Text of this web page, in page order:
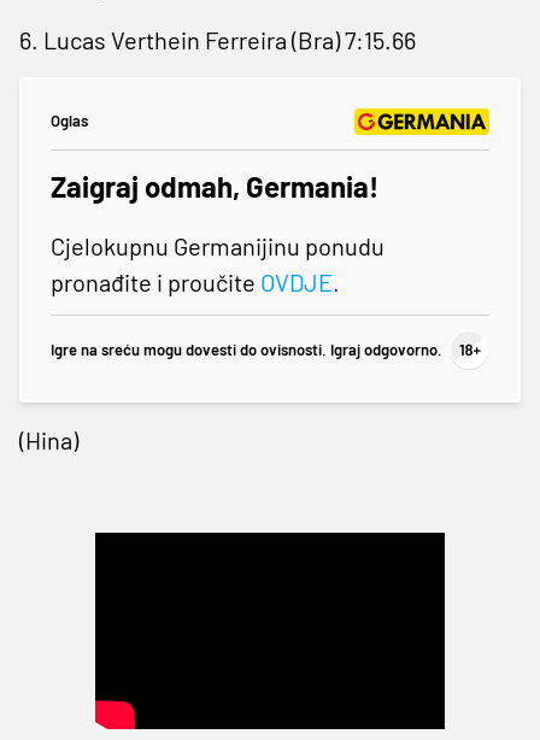
6. Lucas Verthein Ferreira (Bra) 7:15.66
Oglas
Zaigraj odmah, Germania!
Cjelokupnu Germanijinu ponudu
pronađite i proučite OVDJE.
Igre na sreću mogu dovesti do ovisnosti. Igraj odgovorno.
(Hina)